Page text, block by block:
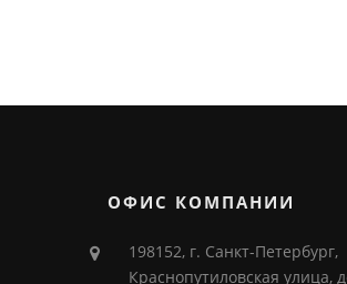
ОФИС КОМПАНИИ
198152, г. Санкт-Петербург,
Краснопутиловская улица,